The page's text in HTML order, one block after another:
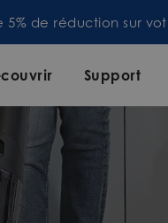
de réduction sur
Support